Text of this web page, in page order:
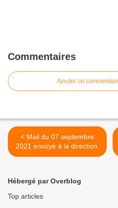
Commentaires
Ajouter un
< Mail du 07 septembre
2021 envoyé à la direction.
Hébergé par Overblog
Top articles